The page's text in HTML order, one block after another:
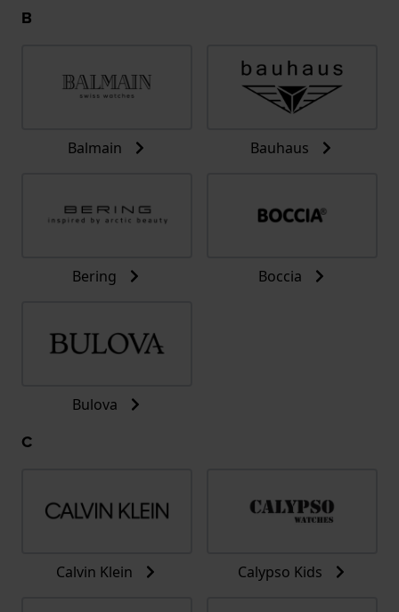
B
Balmain Bauhaus
Bering Boccia
Bulova
C
Calvin Klein Calypso Kids